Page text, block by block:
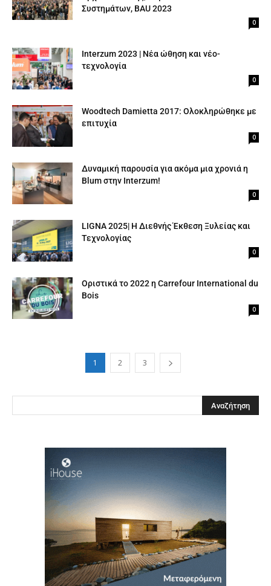
Συστημάτων, BAU 2023
0
Interzum 2023 | Νέα ώθηση και νέο-
τεχνολογία
0
Woodtech Damietta 2017: Ολοκληρώθηκε με
επιτυχία
0
Δυναμική παρουσία για ακόμα μια χρονιά η
Blum στην Interzum!
0
LIGNA 2025| Η Διεθνής Έκθεση Ξυλείας και
Τεχνολογίας
0
Οριστικά το 2022 η Carrefour International du
Bois
0
1 2 3
Για να μαθαίνετε πρώτοι τα νέα και όλες
τις τάσεις του κλάδου, εγγραφείτε στο
newsletter μας!
Email
Γράψτε εδώ το email σας